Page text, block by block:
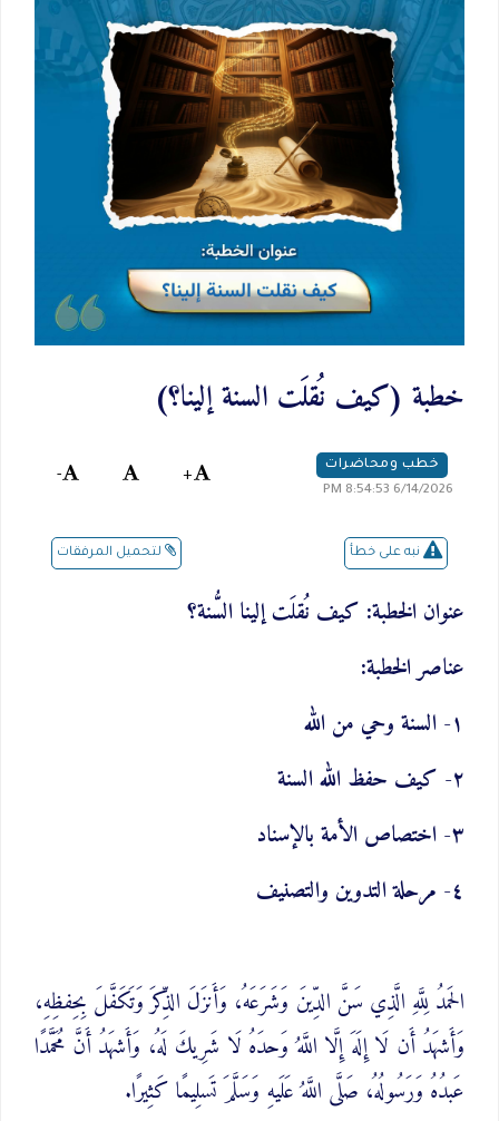
خطبة (كيف نُقلَت السنة إلينا؟)
خطب ومحاضرات
6/14/2026 8:54:53 PM
+
-
نبه على خطأ لتحميل المرفقات
عنوان الخطبة: كيف نُقلَت إلينا السُّنة؟
عناصر الخطبة:
١- السنة وحي من الله
٢- كيف حفظ الله السنة
٣- اختصاص الأمة بالإسناد
٤- مرحلة التدوين والتصنيف
الحَمدُ لِلَّهِ الَّذِي سَنَّ الدِّينَ وَشَرَعَهُ، وَأَنزَلَ الذِّكرَ وَتَكَفَّلَ بِحِفظِهِ،
وَأَشهَدُ أَن لَا إِلَهَ إِلَّا اللَّهُ وَحدَهُ لَا شَرِيكَ لَهُ، وَأَشهَدُ أَنَّ مُحَمَّدًا
عَبدُهُ وَرَسُولُهُ، صَلَّى اللَّهُ عَلَيهِ وَسَلَّمَ تَسلِيمًا كَثِيرًا.